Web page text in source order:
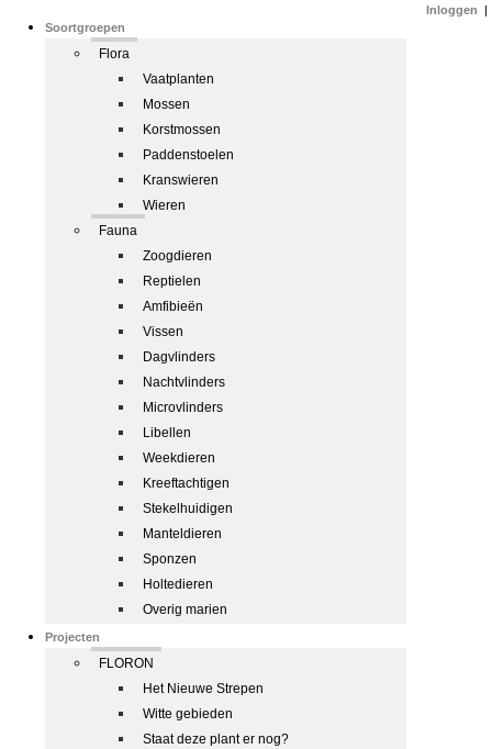
Soortgroepen
Flora
Vaatplanten
Mossen
Korstmossen
Paddenstoelen
Kranswieren
Wieren
Fauna
Zoogdieren
Reptielen
Amfibieën
Vissen
Dagvlinders
Nachtvlinders
Microvlinders
Libellen
Weekdieren
Kreeftachtigen
Stekelhuidigen
Manteldieren
Sponzen
Holtedieren
Overig marien
Projecten
FLORON
Het Nieuwe Strepen
Witte gebieden
Staat deze plant er nog?
Inloggen |